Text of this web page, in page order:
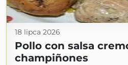
18 lipca 2026
Pollo con salsa
champiñones